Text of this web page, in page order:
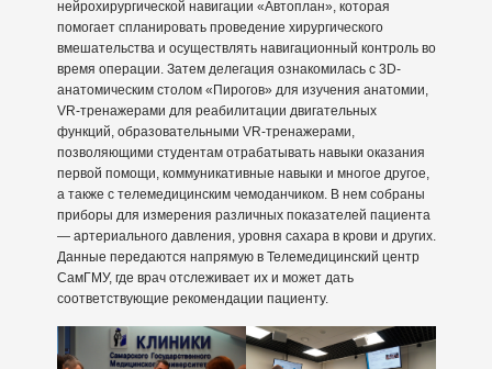
нейрохирургической навигации «Автоплан», которая
помогает спланировать проведение хирургического
вмешательства и осуществлять навигационный контроль во
время операции. Затем делегация ознакомилась с 3D-
анатомическим столом «Пирогов» для изучения анатомии,
VR-тренажерами для реабилитации двигательных
функций, образовательными VR-тренажерами,
позволяющими студентам отрабатывать навыки оказания
первой помощи, коммуникативные навыки и многое другое,
а также с телемедицинским чемоданчиком. В нем собраны
приборы для измерения различных показателей пациента
— артериального давления, уровня сахара в крови и других.
Данные передаются напрямую в Телемедицинский центр
СамГМУ, где врач отслеживает их и может дать
соответствующие рекомендации пациенту.